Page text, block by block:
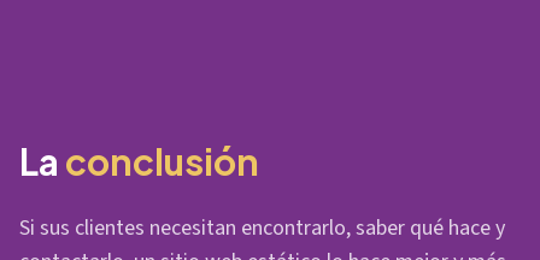
La conclusión
Si sus clientes necesitan encontrarlo, saber qué hace y